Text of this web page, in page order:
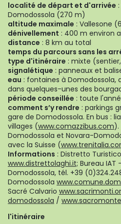
localité de départ et d'arrivée
Domodossola (270 m)
altitude maximale : Vallesone
dénivellement : 400 m environ
distance : 8 km au total
temps du parcours sans les
type d'itinéraire : mixte
signalétique : panneaux et
eau : fontaines à Domodossola,
dans quelques-unes des
période conseillée : toute
comment s’y rendre : parkings
gare de Domodossola. En bus :
villages (www.comazzibus.com).
Domodossola et Novara-
avec la Suisse (
Informations : Distretto
www.distrettolaghi.it; Bureau IAT
Domodossola, tél. +39
Domodossola
Sacré Calvario
domodossola /
l'itinéraire